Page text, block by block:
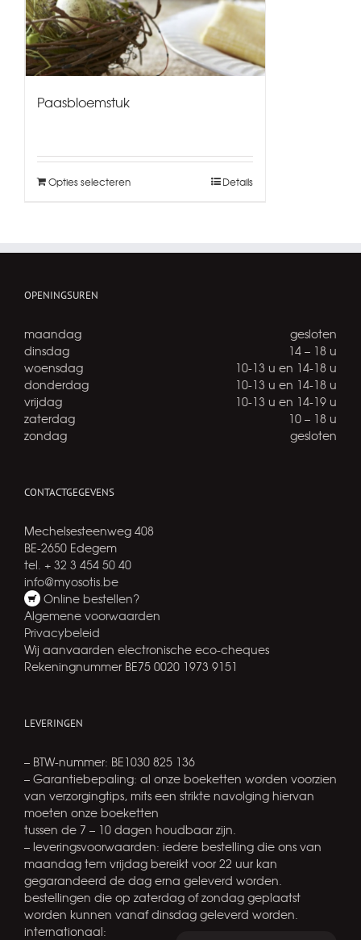
Paasbloemstuk
Opties selecteren Details
OPENINGSUREN
maandag
gesloten
dinsdag
14 – 18 u
woensdag
10-13 u en 14-18 u
donderdag
10-13 u en 14-18 u
vrijdag
10-13 u en 14-19 u
zaterdag
10 – 18 u
zondag
gesloten
CONTACTGEGEVENS
Mechelsesteenweg 408
BE-2650 Edegem
tel. + 32 3 454 50 40
info@myosotis.be
Online bestellen?
Algemene voorwaarden
Privacybeleid
Wij aanvaarden electronische eco-cheques
Rekeningnummer BE75 0020 1973 9151
LEVERINGEN
– BTW-nummer: BE1030 825 136
– Garantiebepaling: al onze boeketten worden voorzien
van verzorgingtips, mits een strikte navolging hiervan
moeten onze boeketten
tussen de 7 – 10 dagen houdbaar zijn.
– leveringsvoorwaarden: iedere bestelling die ons van
maandag tem vrijdag bereikt voor 22 uur kan
gegarandeerd de dag erna geleverd worden.
bestellingen die op zaterdag of zondag geplaatst
worden kunnen vanaf dinsdag geleverd worden.
internationaal: